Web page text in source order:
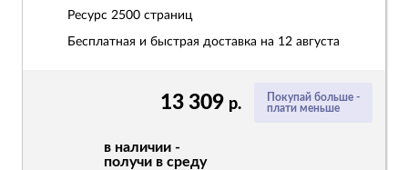
Покупай больше -
плати меньше
13 309 р.
в наличии -
получи в среду
Ресурс 2500 страниц
Бесплатная и быстрая доставка на 12 августа